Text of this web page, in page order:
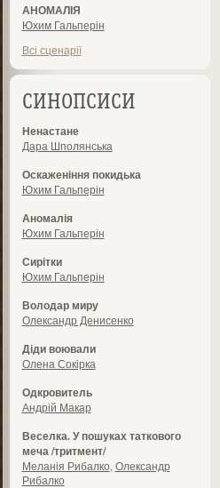
АНОМАЛІЯ
Юхим Гальперін
Всі сценарії
СИНОПСИСИ
Ненастане
Дара Шполянська
Оскаженіння покидька
Юхим Гальперін
Аномалія
Юхим Гальперін
Сирітки
Юхим Гальперін
Володар миру
Олександр Денисенко
Діди воювали
Олена Сокірка
Одкровитель
Андрій Макар
Веселка. У пошуках таткового
меча /тритмент/
Меланія Рибалко Олександр
Рибалко